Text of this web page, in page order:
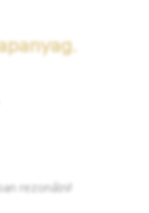
rezonálni!